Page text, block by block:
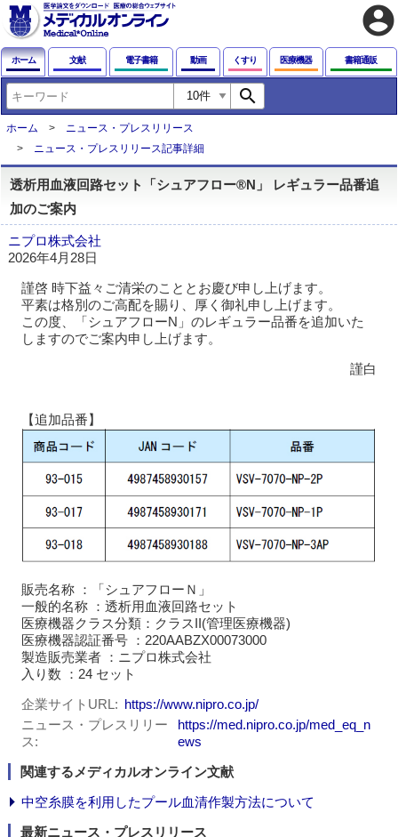
account_circle
ホーム 文献 電子書籍 動画 くすり 医療機器 書籍通販
search
ホーム
ニュース・プレスリリース
ニュース・プレスリリース記事詳細
透析用血液回路セット「シュアフロー®N」 レギュラー品番追
加のご案内
ニプロ株式会社
2026年4月28日
謹啓 時下益々ご清栄のこととお慶び申し上げます。
平素は格別のご高配を賜り、厚く御礼申し上げます。
この度、「シュアフローN」のレギュラー品番を追加いた
しますのでご案内申し上げます。
謹白
【追加品番】
販売名称 ：「シュアフローＮ」
一般的名称 ：透析用血液回路セット
医療機器クラス分類：クラスII(管理医療機器)
医療機器認証番号 ：220AABZX00073000
製造販売業者 ：ニプロ株式会社
入り数 ：24 セット
企業サイトURL
https://www.nipro.co.jp/
ニュース・プレスリリー
ス
https://med.nipro.co.jp/med_eq_n
ews
関連するメディカルオンライン文献
中空糸膜を利用したプール血清作製方法について
最新ニュース・プレスリリース